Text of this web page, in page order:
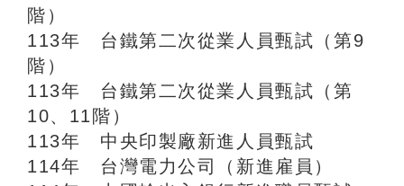
階）
113年 台鐵第二次從業人員甄試（第9
階）
113年 台鐵第二次從業人員甄試（第
10、11階）
113年 中央印製廠新進人員甄試
114年 台灣電力公司（新進雇員）